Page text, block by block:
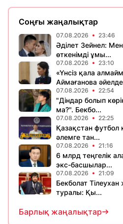
Соңғы жаңалықтар
07.08.2026 23:46
Әділет Зейнел:
өткенімді ұмы...
07.08.2026 23:10
«Үнсіз қала
Аймағанова
07.08.2026 22:54
"Діндар болып
ма?". Бекбо...
07.08.2026 22:25
Қазақстан футбол
әлемге тан...
07.08.2026 21:16
6 млрд теңгелік
экс-басшылар...
07.08.2026 21:09
Бекболат
туралы: Қы...
Барлық жаңалықтар